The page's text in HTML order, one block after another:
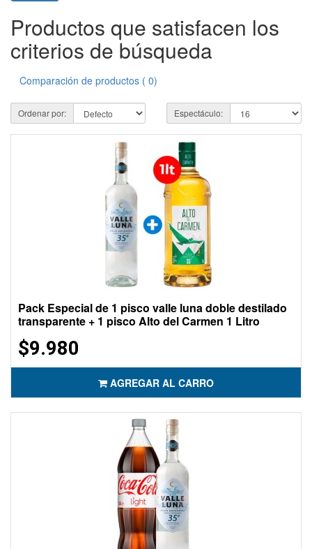
Productos que satisfacen los
criterios de búsqueda
Comparación de productos ( 0)
Ordenar por: Espectáculo:
Pack Especial de 1 pisco valle luna doble destilado
transparente + 1 pisco Alto del Carmen 1 Litro
$9.980
AGREGAR AL CARRO